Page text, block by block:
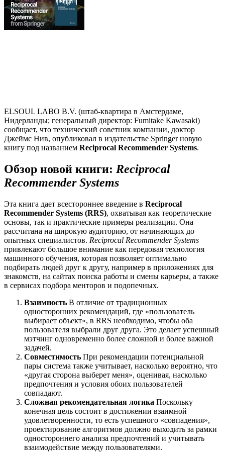
ELSOUL LABO B.V. (штаб-квартира в Амстердаме,
Нидерланды; генеральный директор: Fumitake Kawasaki)
сообщает, что технический советник компании, доктор
Джеймс Нив, опубликовал в издательстве Springer новую
книгу под названием Reciprocal Recommender Systems.
Обзор новой книги: Reciprocal
Recommender Systems
Эта книга дает всестороннее введение в Reciprocal
Recommender Systems (RRS), охватывая как теоретические
основы, так и практические примеры реализации. Она
рассчитана на широкую аудиторию, от начинающих до
опытных специалистов. Reciprocal Recommender Systems
привлекают большое внимание как передовая технология
машинного обучения, которая позволяет оптимально
подбирать людей друг к другу, например в приложениях для
знакомств, на сайтах поиска работы и смены карьеры, а также
в сервисах подбора менторов и подопечных.
Взаимность В отличие от традиционных
односторонних рекомендаций, где «пользователь
выбирает объект», в RRS необходимо, чтобы оба
пользователя выбрали друг друга. Это делает успешный
мэтчинг одновременно более сложной и более важной
задачей.
Совместимость При рекомендации потенциальной
пары система также учитывает, насколько вероятно, что
«другая сторона выберет меня», оценивая, насколько
предпочтения и условия обоих пользователей
совпадают.
Сложная рекомендательная логика Поскольку
конечная цель состоит в достижении взаимной
удовлетворенности, то есть успешного «совпадения»,
проектирование алгоритмов должно выходить за рамки
одностороннего анализа предпочтений и учитывать
взаимодействие между пользователями.